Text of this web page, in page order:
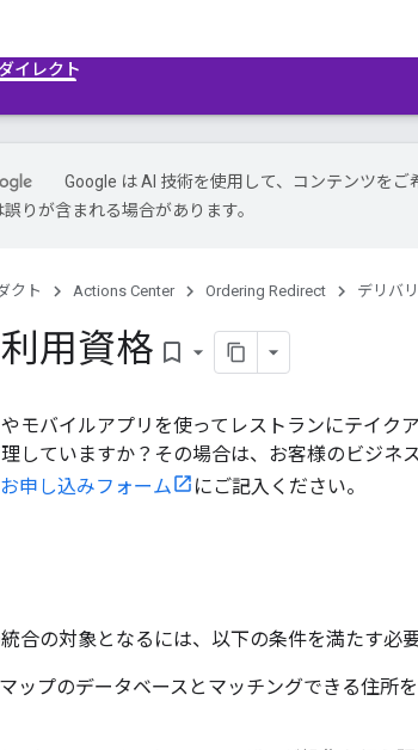
イレクト
Google は AI 技術を使用して、コンテンツをご
りが含まれる場合があります。
クト Actions Center Ordering Redirect デリバ
用資格 bookmark_border
モバイルアプリを使ってレストランにテイク
していますか？その場合は、お客様のビジネ
お申し込みフォーム にご記入ください。
合の対象となるには、以下の条件を満たす必要
ップのデータベースとマッチングできる住所